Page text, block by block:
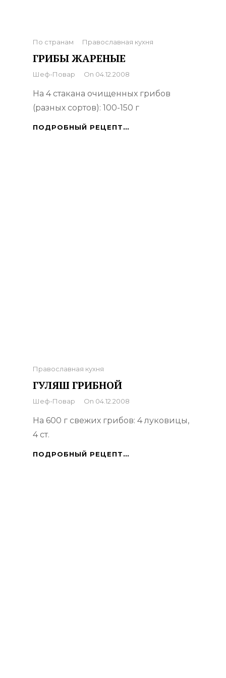
Categories
По странам Православная кухня
ГРИБЫ ЖАРЕНЫЕ
By
Шеф-Повар On 04.12.2008
На 4 стакана очищенных грибов
(разных сортов): 100-150 г
ПОДРОБНЫЙ РЕЦЕПТ…
Categories
Православная кухня
ГУЛЯШ ГРИБНОЙ
By
Шеф-Повар On 04.12.2008
На 600 г свежих грибов: 4 луковицы,
4 ст.
ПОДРОБНЫЙ РЕЦЕПТ…